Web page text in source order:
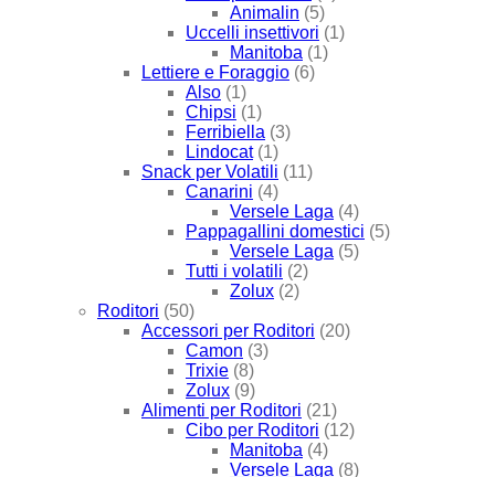
Animalin (5)
Uccelli insettivori (1)
Manitoba (1)
Lettiere e Foraggio (6)
Also (1)
Chipsi (1)
Ferribiella (3)
Lindocat (1)
Snack per Volatili (11)
Canarini (4)
Versele Laga (4)
Pappagallini domestici (5)
Versele Laga (5)
Tutti i volatili (2)
Zolux (2)
Roditori (50)
Accessori per Roditori (20)
Camon (3)
Trixie (8)
Zolux (9)
Alimenti per Roditori (21)
Cibo per Roditori (12)
Manitoba (4)
Versele Laga (8)